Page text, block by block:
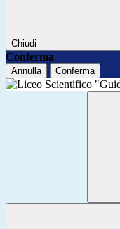
Chiudi
Conferma
Annulla Conferma